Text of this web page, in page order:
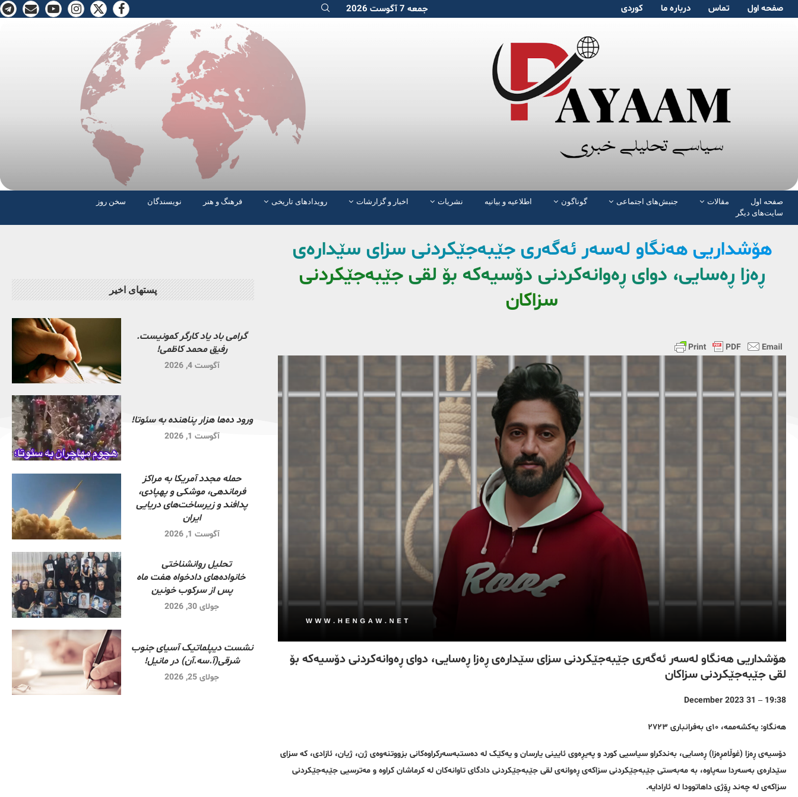
صفحە اول تماس دربارە ما کوردی جمعه 7 آگوست 2026
صفحە اول مقالات جنبش‌های اجتماعی گوناگون اطلاعیه و بیانیه نشریات اخبار و گزارشات رویدادهای تاریخی فرهنگ و هنر نویسندگان
سخن روز
سایت‌های دیگر
هۆشداریی هەنگاو لەسەر ئەگەری جێبەجێکردنی سزای سێدارەی
ڕەزا ڕەسایی، دوای ڕەوانەکردنی دۆسیەکە بۆ لقی جێبەجێکردنی
سزاکان
هۆشداریی هەنگاو لەسەر ئەگەری جێبەجێکردنی سزای سێدارەی ڕەزا ڕەسایی، دوای ڕەوانەکردنی دۆسیەکە بۆ
لقی جێبەجێکردنی سزاکان
19:38 – 31 December 2023
هەنگاو: یەکشەممە، ١٠ی بەفرانباری ٢٧٢٣
دۆسیەی ڕەزا (غوڵامڕەزا) ڕەسایی، بەندکراو سیاسیی کورد و پەیڕەوی ئایینی یارسان و یەکێک لە دەستبەسەرکراوەکانی بزووتنەوەی ژن، ژیان، ئازادی، کە سزای
سێدارەی بەسەردا سەپاوە، بە مەبەستی جێبەجێکردنی سزاکەی ڕەوانەی لقی جێبەجێکردنی دادگای تاوانەکان لە کرماشان کراوە و مەترسیی جێبەجێکردنی
سزاکەی لە چەند ڕۆژی داهاتوودا لە ئارادایە.
پستهای اخیر
گرامی باد یاد کارگر کمونیست.
رفیق محمد کاظمی!
آگوست 4, 2026
ورود ده‌ها هزار پناهنده به سئوتا!
آگوست 1, 2026
حمله مجدد آمریکا به مراکز
فرماندهی، موشکی و پهپادی،
پدافند و زیرساخت‌های دریایی
ایران
آگوست 1, 2026
تحلیل روانشناختی
خانواده‌های دادخواه هفت ماه
پس از سرکوب خونین
جولای 30, 2026
نشست دیپلماتیک آسیای جنوب
شرقی‌(آ.سه.آن) در مانیل!
جولای 25, 2026